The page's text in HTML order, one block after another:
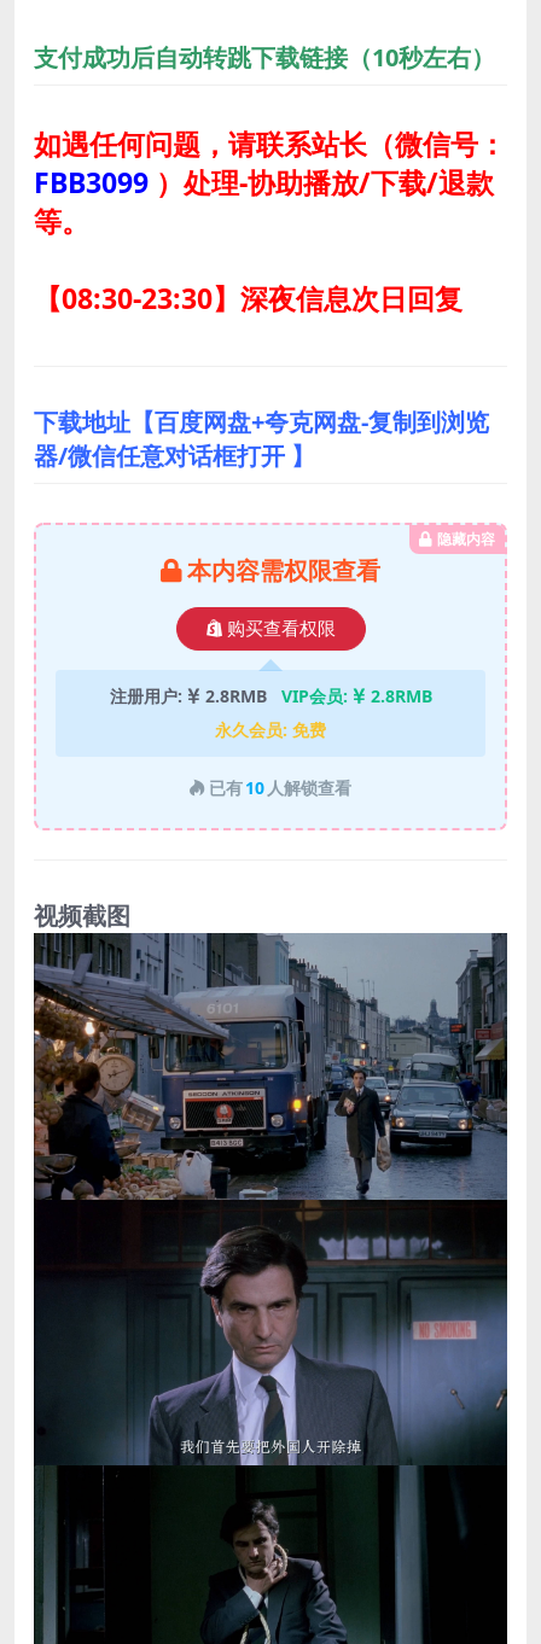
支付成功后自动转跳下载链接（10秒左右）
如遇任何问题，请联系站长（微信号：
FBB3099 ） 处理-协助播放/下载/退款
等。
【08:30-23:30】深夜信息次日回复
下载地址【百度网盘+夸克网盘-复制到浏览
器/微信任意对话框打开 】
隐藏内容
本内容需权限查看
购买查看权限
注册用户: 2.8RMB VIP会员:
2.8RMB
永久会员: 免费
已有10 人解锁查看
视频截图